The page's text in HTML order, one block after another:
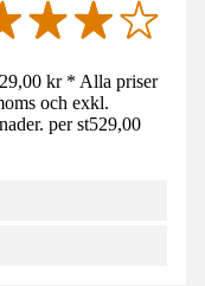
kr * Alla priser
och exkl.
per st529,00